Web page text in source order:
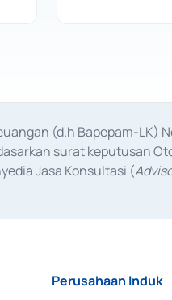
(d.h Bapepam-LK)
surat keputusan
Jasa Konsultasi (
Perusahaan Induk